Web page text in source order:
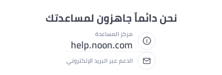
نحن دائماً جاهزون لمساعدتك
مركز المساعدة
help.noon.com
الدعم عبر البريد الإلكتروني